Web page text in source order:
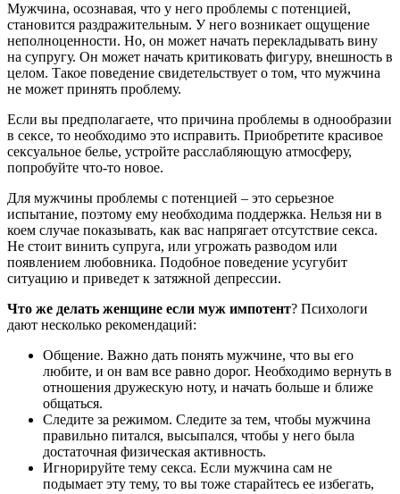
Мужчина, осознавая, что у него проблемы с потенцией,
становится раздражительным. У него возникает ощущение
неполноценности. Но, он может начать перекладывать вину
на супругу. Он может начать критиковать фигуру, внешность в
целом. Такое поведение свидетельствует о том, что мужчина
не может принять проблему.
Если вы предполагаете, что причина проблемы в однообразии
в сексе, то необходимо это исправить. Приобретите красивое
сексуальное белье, устройте расслабляющую атмосферу,
попробуйте что-то новое.
Для мужчины проблемы с потенцией – это серьезное
испытание, поэтому ему необходима поддержка. Нельзя ни в
коем случае показывать, как вас напрягает отсутствие секса.
Не стоит винить супруга, или угрожать разводом или
появлением любовника. Подобное поведение усугубит
ситуацию и приведет к затяжной депрессии.
Что же делать женщине если муж импотент? Психологи
дают несколько рекомендаций:
Общение. Важно дать понять мужчине, что вы его
любите, и он вам все равно дорог. Необходимо вернуть в
отношения дружескую ноту, и начать больше и ближе
общаться.
Следите за режимом. Следите за тем, чтобы мужчина
правильно питался, высыпался, чтобы у него была
достаточная физическая активность.
Игнорируйте тему секса. Если мужчина сам не
подымает эту тему, то вы тоже старайтесь ее избегать,